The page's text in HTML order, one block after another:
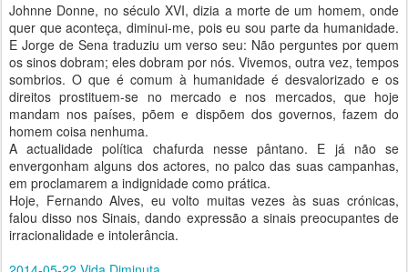
Johnne Donne, no século XVI, dizia a morte de um homem, onde
quer que aconteça, diminui-me, pois eu sou parte da humanidade.
E Jorge de Sena traduziu um verso seu: Não perguntes por quem
os sinos dobram; eles dobram por nós. Vivemos, outra vez, tempos
sombrios. O que é comum à humanidade é desvalorizado e os
direitos prostituem-se no mercado e nos mercados, que hoje
mandam nos países, põem e dispõem dos governos, fazem do
homem coisa nenhuma.
A actualidade política chafurda nesse pântano. E já não se
envergonham alguns dos actores, no palco das suas campanhas,
em proclamarem a indignidade como prática.
Hoje, Fernando Alves, eu volto muitas vezes às suas crónicas,
falou disso nos Sinais, dando expressão a sinais preocupantes de
irracionalidade e intolerância.